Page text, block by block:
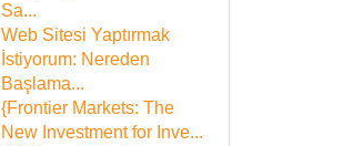
Sa...
Web Sitesi Yaptırmak
İstiyorum: Nereden
Başlama...
{Frontier Markets: The
New Investment for Inve...